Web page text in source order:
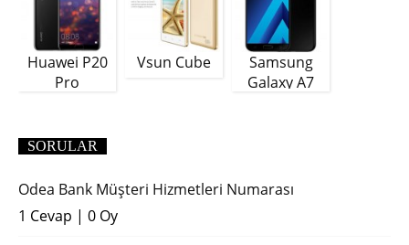
Huawei P20
Pro
Vsun Cube
Samsung
Galaxy A7
SORULAR
Odea Bank Müşteri Hizmetleri Numarası
1 Cevap | 0 Oy